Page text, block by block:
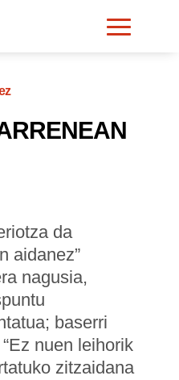
da
aidanez”
nagusia,
baserri
nuen leihorik
zitzaidana